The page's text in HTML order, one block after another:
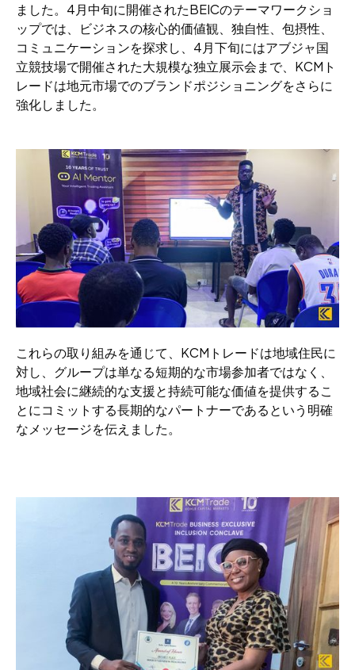
ました。4月中旬に開催されたBEICのテーマワークショ
ップでは、ビジネスの核心的価値観、独自性、包摂性、
コミュニケーションを探求し、4月下旬にはアブジャ国
立競技場で開催された大規模な独立展示会まで、KCMト
レードは地元市場でのブランドポジショニングをさらに
強化しました。
これらの取り組みを通じて、KCMトレードは地域住民に
対し、グループは単なる短期的な市場参加者ではなく、
地域社会に継続的な支援と持続可能な価値を提供するこ
とにコミットする長期的なパートナーであるという明確
なメッセージを伝えました。